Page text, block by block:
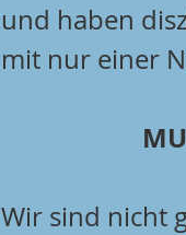
und haben
mit nur einer
Wir sind nicht